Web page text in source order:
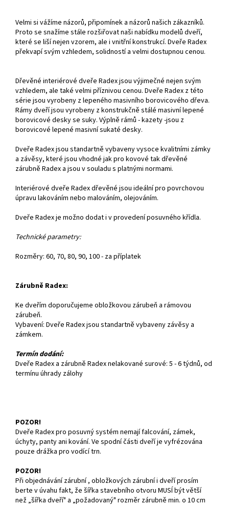
Velmi si vážíme názorů, připomínek a názorů našich zákazníků.
Proto se snažíme stále rozšiřovat naši nabídku modelů dveří,
které se liší nejen vzorem, ale i vnitřní konstrukcí. Dveře Radex
překvapí svým vzhledem, solidností a velmi dostupnou cenou.
Dřevěné interiérové dveře Radex jsou výjimečné nejen svým
vzhledem, ale také velmi příznivou cenou. Dveře Radex z této
série jsou vyrobeny z lepeného masivního borovicového dřeva.
Rámy dveří jsou vyrobeny z konstrukčně stálé masivní lepené
borovicové desky se suky. Výplně rámů - kazety -jsou z
borovicové lepené masivní sukaté desky.
Dveře Radex jsou standartně vybaveny vysoce kvalitními zámky
a závěsy, které jsou vhodné jak pro kovové tak dřevěné
zárubně Radex a jsou v souladu s platnými normami.
Interiérové dveře Radex dřevěné jsou ideální pro povrchovou
úpravu lakováním nebo malováním, olejováním.
Dveře Radex je možno dodat i v provedení posuvného křídla.
Technické parametry:
Rozměry: 60, 70, 80, 90, 100 - za příplatek
Zárubně Radex:
Ke dveřím doporučujeme obložkovou zárubeň a rámovou
zárubeň.
Vybavení: Dveře Radex jsou standartně vybaveny závěsy a
zámkem.
Termín dodání:
Dveře Radex a zárubně Radex nelakované surové: 5 - 6 týdnů, od
termínu úhrady zálohy
POZOR!
Dveře Radex pro posuvný systém nemají falcování, zámek,
úchyty, panty ani kování. Ve spodní části dveří je vyfrézována
pouze drážka pro vodící trn.
POZOR!
Při objednávání zárubní , obložkových zárubní i dveří prosím
berte v úvahu fakt, že šířka stavebního otvoru MUSÍ být větší
než „šířka dveří" a „požadovaný" rozměr zárubně min. o 10 cm